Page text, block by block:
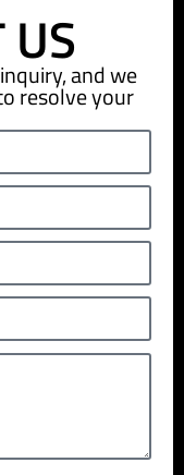
USand we
resolve your